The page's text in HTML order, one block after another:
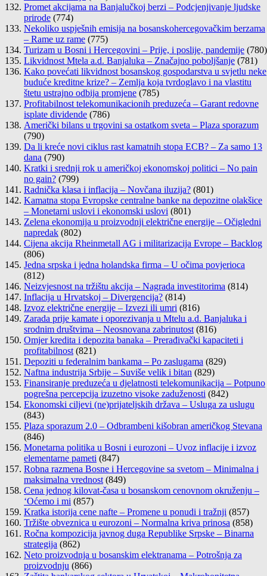
Promet akcijama na Banjalučkoj berzi – Podcjenjivanje ljudske
prirode (774)
Nekoliko uspješnih emisija na bosanskohercegovačkim berzama
– Rame uz rame (775)
Turizam u Bosni i Hercegovini – Prije, i poslije, pandemije (780)
Likvidnost Mtela a.d. Banjaluka – Značajno poboljšanje (781)
Kako povećati likvidnost bosanskog gospodarstva u svjetlu neke
buduće kreditne krize? – Zemlja koja tvrdoglavo i na vlastitu
štetu ustrajno odbija promjene (785)
Profitabilnost telekomunikacionih preduzeća – Garant redovne
isplate dividende (786)
Američki bilans u trgovini sa ostatkom sveta – Plaza sporazum
(790)
Da li kreće novi ciklus rast kamatnih stopa ECB? – Za samo 13
dana (790)
Kratki i srednji rok u američkoj ekonomskoj politici – No pain
no gain? (799)
Radnička klasa i inflacija – Novčana iluzija? (801)
Kamatna stopa Evropske centralne banke na depozitne olakšice
– Monetarni uslovi i ekonomski uslovi (801)
Zelena ekonomija u proizvodnji električne energije – Očigledni
napredak (802)
Cijena akcija Rheinmetall AG i militarizacija Evrope – Backlog
(806)
Jedna srpska i jedna holandska firma – U očima povjerioca
(812)
Neizvjesnost na tržištu akcija – Nagrada investitorima (814)
Inflacija u Hrvatskoj – Divergencija? (814)
Izvoz električne energije – Izvezi ili umri (816)
Zarada prije kamate i oporezivanja u Mtelu a.d. Banjaluka i
srodnim društvima – Neosnovana zabrinutost (816)
Omjer kredita i depozita banaka – Prerađivački kapaciteti i
profitabilnost (821)
Depoziti u federalnim bankama – Po zaslugama (829)
Naftna industrija Srbije – Suviše velik i bitan (829)
Finansiranje preduzeća u djelatnosti telekomunikacija – Potpuno
pogrešna percepcija izuzetno visoke zaduženosti (842)
Ekonomski ciljevi (ne)prijateljskih država – Usluga za uslugu
(843)
Plaza sporazum 2.0 – Odbrambeni kišobran američkog Stevana
(846)
Monetarna politika u Bosni i eurozoni – Uvoz inflacije i izvoz
elementarne pameti (847)
Robna razmena Bosne i Hercegovine sa svetom – Minimalna i
maksimalna vrednost (849)
Cena jednog kilovat-časa u bosanskom cenovnom okruženju –
‘Oćemo i mi (857)
Kratka istorija cene nafte – Promene u ponudi i tražnji (857)
Tržište obveznica u eurozoni – Normalna kriva prinosa (858)
Ročna kompozicija javnog duga Republike Srpske – Binarna
strategija (862)
Neto proizvodnja u bosanskim elektranama – Potrošnja za
proizvodnju (866)